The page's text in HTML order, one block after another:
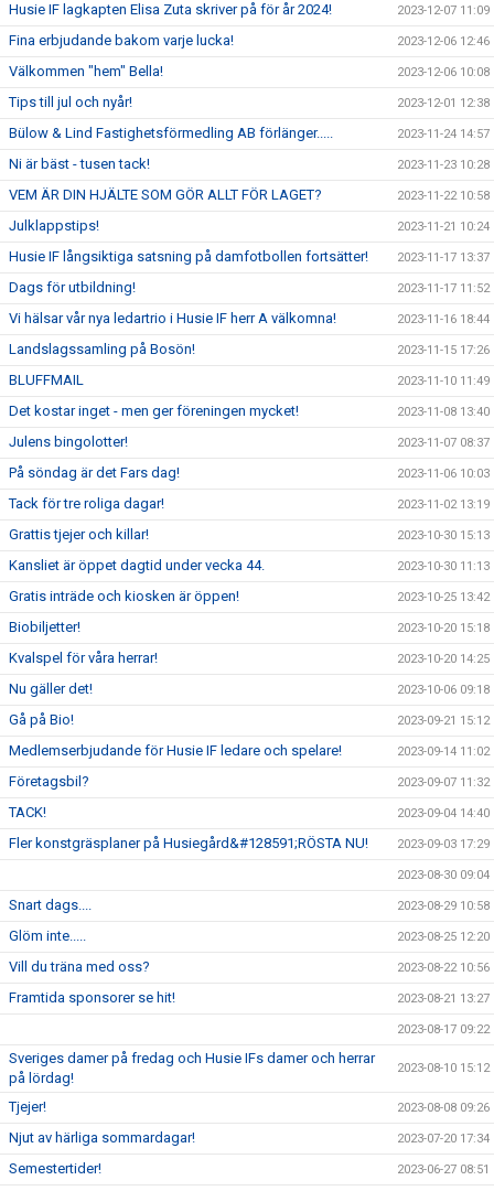
Husie IF lagkapten Elisa Zuta skriver på för år 2024! 2023-12-07 11:09
Fina erbjudande bakom varje lucka! 2023-12-06 12:46
Välkommen "hem" Bella! 2023-12-06 10:08
Tips till jul och nyår! 2023-12-01 12:38
Bülow & Lind Fastighetsförmedling AB förlänger..... 2023-11-24 14:57
Ni är bäst - tusen tack! 2023-11-23 10:28
VEM ÄR DIN HJÄLTE SOM GÖR ALLT FÖR LAGET? 2023-11-22 10:58
Julklappstips! 2023-11-21 10:24
Husie IF långsiktiga satsning på damfotbollen fortsätter! 2023-11-17 13:37
Dags för utbildning! 2023-11-17 11:52
Vi hälsar vår nya ledartrio i Husie IF herr A välkomna! 2023-11-16 18:44
Landslagssamling på Bosön! 2023-11-15 17:26
BLUFFMAIL 2023-11-10 11:49
Det kostar inget - men ger föreningen mycket! 2023-11-08 13:40
Julens bingolotter! 2023-11-07 08:37
På söndag är det Fars dag! 2023-11-06 10:03
Tack för tre roliga dagar! 2023-11-02 13:19
Grattis tjejer och killar! 2023-10-30 15:13
Kansliet är öppet dagtid under vecka 44. 2023-10-30 11:13
Gratis inträde och kiosken är öppen! 2023-10-25 13:42
Biobiljetter! 2023-10-20 15:18
Kvalspel för våra herrar! 2023-10-20 14:25
Nu gäller det! 2023-10-06 09:18
Gå på Bio! 2023-09-21 15:12
Medlemserbjudande för Husie IF ledare och spelare! 2023-09-14 11:02
Företagsbil? 2023-09-07 11:32
TACK! 2023-09-04 14:40
Fler konstgräsplaner på Husiegård&#128591;RÖSTA NU! 2023-09-03 17:29
2023-08-30 09:04
Snart dags.... 2023-08-29 10:58
Glöm inte..... 2023-08-25 12:20
Vill du träna med oss? 2023-08-22 10:56
Framtida sponsorer se hit! 2023-08-21 13:27
2023-08-17 09:22
Sveriges damer på fredag och Husie IFs damer och herrar
på lördag!
2023-08-10 15:12
Tjejer! 2023-08-08 09:26
Njut av härliga sommardagar! 2023-07-20 17:34
Semestertider! 2023-06-27 08:51